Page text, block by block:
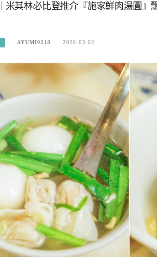
米其林必比登推介『施家鮮肉湯圓』
AYUMI0218 2026-03-02